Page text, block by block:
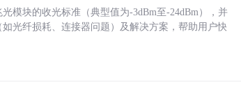
模块的收光标准（典型值为-3dBm至-24dBm），并
光纤损耗、连接器问题）及解决方案，帮助用户快